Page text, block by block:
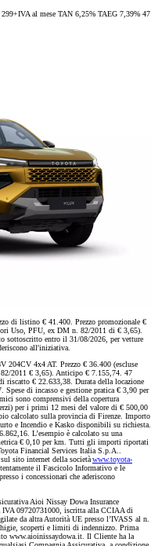
al mese TAN 6,25% TAEG 7,39% 47
di listino € 41.400. Prezzo promozionale €
Uso, PFU, ex DM n. 82/2011 di € 3,65).
sottoscritto entro il 31/08/2026, per vetture
all'iniziativa.
4x4 AT. Prezzo € 36.400 (escluse
2011 € 3,65). Anticipo € 7.155,74. 47
riscatto € 22.633,38. Durata della locazione
di incasso e gestione pratica € 3,90 per
sono comprensivi della copertura
per i primi 12 mesi del valore di € 500,00
calcolato sulla provincia di Firenze. Importo
e Incendio e Kasko disponibili su richiesta.
L’esempio è calcolato su una
€ 0,10 per km. Tutti gli importi riportati
Financial Services Italia S.p.A..
sito internet della societàwww.toyota-
il Fascicolo Informativo e le
i concessionari che aderiscono
Aioi Nissay Dowa Insurance
IVA 09720731000, iscritta alla CCIAA di
da altra Autorità UE presso l’IVASS al n.
scoperti e limiti di indennizzo. Prima
www.aioinissaydowa.it. Il Cliente ha la